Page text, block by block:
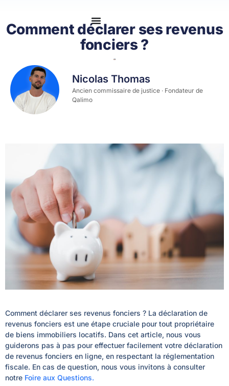
Comment déclarer ses revenus
fonciers ?
Nicolas Thomas
Ancien commissaire de justice · Fondateur de
Qalimo
Comment déclarer ses revenus fonciers ? La déclaration de
revenus fonciers est une étape cruciale pour tout propriétaire
de biens immobiliers locatifs. Dans cet article, nous vous
guiderons pas à pas pour effectuer facilement votre déclaration
de revenus fonciers en ligne, en respectant la réglementation
fiscale. En cas de question, nous vous invitons à consulter
notre Foire aux Questions.